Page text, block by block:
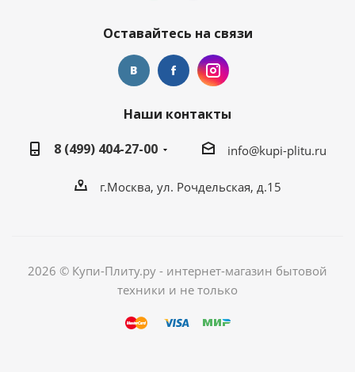
Оставайтесь на связи
Наши контакты
8 (499) 404-27-00
info@kupi-plitu.ru
г.Москва, ул. Рочдельская, д.15
2026 © Купи-Плиту.ру - интернет-магазин бытовой
техники и не только